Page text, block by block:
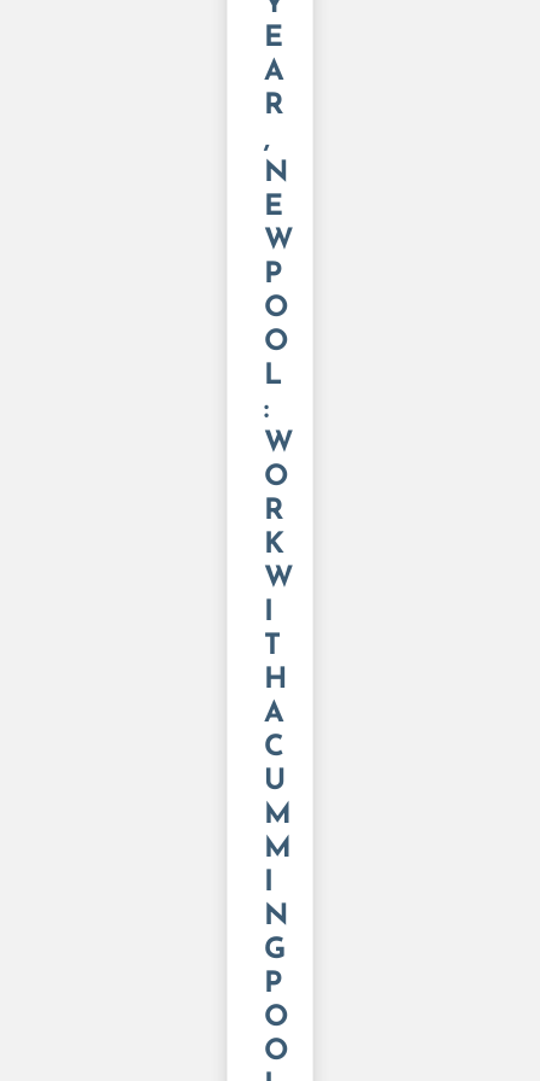
E
A
R
,
N
E
W
P
O
O
L
:
W
O
R
K
W
I
T
H
A
C
U
M
M
I
N
G
P
O
O